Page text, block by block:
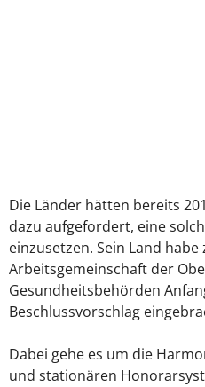
Die Länder hätten bereits
dazu aufgefordert, eine
einzusetzen. Sein Land
Arbeitsgemeinschaft der
Gesundheitsbehörden
Beschlussvorschlag
Dabei gehe es um die
und stationären